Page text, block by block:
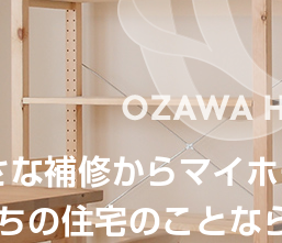
な補修からマイ
の住宅のことな